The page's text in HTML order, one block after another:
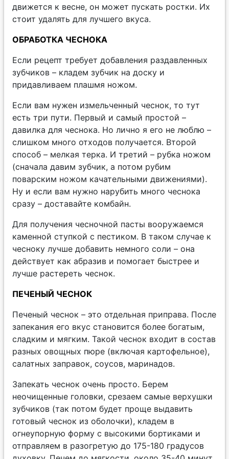
движется к весне, он может пускать ростки. Их
стоит удалять для лучшего вкуса.
ОБРАБОТКА ЧЕСНОКА
Если рецепт требует добавления раздавленных
зубчиков – кладем зубчик на доску и
придавливаем плашмя ножом.
Если вам нужен измельченный чеснок, то тут
есть три пути. Первый и самый простой –
давилка для чеснока. Но лично я его не люблю –
слишком много отходов получается. Второй
способ – мелкая терка. И третий – рубка ножом
(сначала давим зубчик, а потом рубим
поварским ножом качательными движениями).
Ну и если вам нужно нарубить много чеснока
сразу – доставайте комбайн.
Для получения чесночной пасты вооружаемся
каменной ступкой с пестиком. В таком случае к
чесноку лучше добавить немного соли – она
действует как абразив и помогает быстрее и
лучше растереть чеснок.
ПЕЧЕНЫЙ ЧЕСНОК
Печеный чеснок – это отдельная приправа. После
запекания его вкус становится более богатым,
сладким и мягким. Такой чеснок входит в состав
разных овощных пюре (включая картофельное),
салатных заправок, соусов, маринадов.
Запекать чеснок очень просто. Берем
неочищенные головки, срезаем самые верхушки
зубчиков (так потом будет проще выдавить
готовый чеснок из оболочки), кладем в
огнеупорную форму с высокими бортиками и
отправляем в разогретую до 175-180 градусов